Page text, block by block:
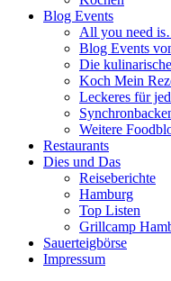
Blog Events
All you need
Blog Events
Die
Koch Mein
Leckeres für
Weitere
Restaurants
Dies und Das
Reiseberichte
Hamburg
Top Listen
Grillcamp
Sauerteigbörse
Impressum